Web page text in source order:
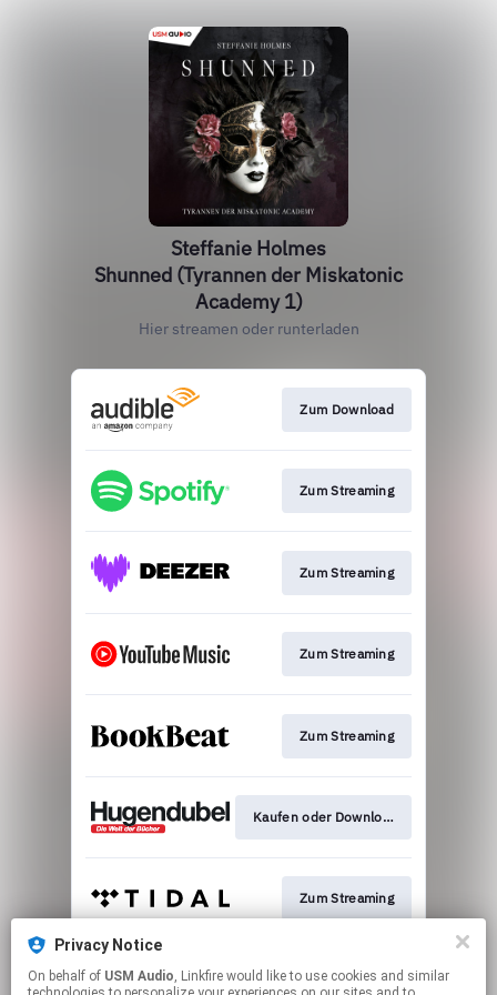
Privacy Notice
On behalf of USM Audio, Linkfire would like to use cookies and similar
Steffanie Holmes
Shunned (Tyrannen der Miskatonic
Academy 1)
Hier streamen oder runterladen
Zum Download
Zum Streaming
Zum Streaming
Zum Streaming
Zum Streaming
Kaufen oder Download
Zum Streaming
Zur Verlagsseite